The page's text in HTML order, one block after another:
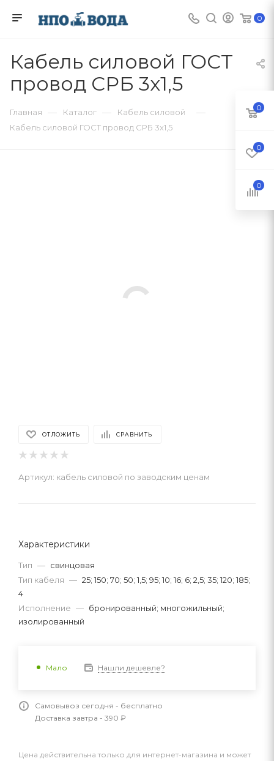
0
Кабель силовой ГОСТ
провод СРБ 3х1,5
Главная — Каталог — Кабель силовой —
Кабель силовой ГОСТ провод СРБ 3х1,5
ОТЛОЖИТЬ СРАВНИТЬ
Артикул: кабель силовой по заводским ценам
Характеристики
Тип — свинцовая
Тип кабеля — 25; 150; 70; 50; 1,5; 95; 10; 16; 6; 2,5; 35; 120; 185;
4
Исполнение — бронированный; многожильный;
изолированный
Мало Нашли дешевле?
Самовывоз сегодня - бесплатно
Доставка завтра - 390 ₽
Цена действительна только для интернет-магазина и может
0
0
0